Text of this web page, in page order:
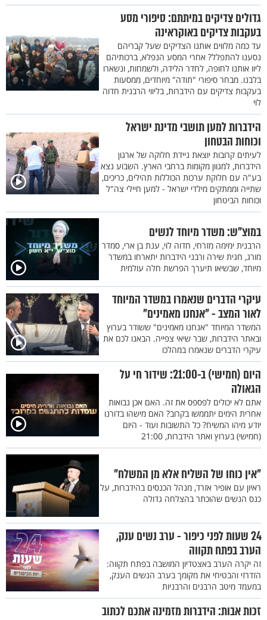
גדולים צדיקים במיתתם: סיפורי מסע
בעקבות צדיקים באוקראינה
עד כמה מלווים אותנו הצדיקים שעל קבריהם
נסענו להתפלל? אחרי המסע הנפלא, ברכותיהם
ליוו אותנו לחופה, לחדר הלידה, ולשמחות, ונשארו
בלבנו. מבחר סיפורי "תודה" מיוחדים, ממסעות
בעקבות צדיקים עם הידברות, בליווי הרבנית חדוה
לוי
הידברות למען תושבי מדינת ישראל
וכוחות הבטחון
לעיתים קרובות יוצאת ניידת חלוקה של ארגון
הידברות, למגוון מקומות ברחבי הארץ. השבוע נצא
בע"ה עם חלוקת ערכות הכוללות תהילים, כריכים,
שתייה וממתקים מילדי ישראל - למען חיילי צה"ל
וכוחות הביטחון
במוצ"ש: משדר מיוחד לנשים
הרבנית ימימה מזרחי, חדוה לוי, ענת בן ארי, סמדר
מורג, חגית שירה ורבני הידברות יתארחו במשדר
מיוחד, שבשיאו תיערך הפרשת חלה עולמית
עיקרי הדברים שנאמרו במשדר המיוחד
לאור המצב - "אנחנו מאמינים"
המשדר המיוחד "אנחנו מאמינים" ששודר בערוץ
ובאתר הידברות, שבר שיאי צפייה. הבאנו לכם את
עיקרי הדברים שנאמרו במהלכו
היום (חמישי) ב-21:00: שידור חי על
הגאולה
אתם לא יכולים לפספס את זה. האם אכן נבואות
אחרית הימים יתממשו בקרוב? האם מישהו בדורנו
יודע מיהו המשיח? כל התשובות ועוד - היום
(חמישי) בערוץ ואתר הידברות, 21:00
"אין כוחו של השליח אלא מן המשלח"
ראיון עם אופיר אזרד, מנהל הכנסים בהידברות, על
כנס הנשים שהוכתר בהצלחה גדולה
24 שעות לפני כיפור - ערב נשים ענק,
הערב בפתח תקווה
זה יקרה הערב באצטדיון המושבה בפתח תקווה:
הזדרזי והבטיחי את מקומך בערב הנשים הענק,
במעמד מיטב הרבנים והרבניות
זכות אבות: הידברות מזמינה אתכם לכתוב